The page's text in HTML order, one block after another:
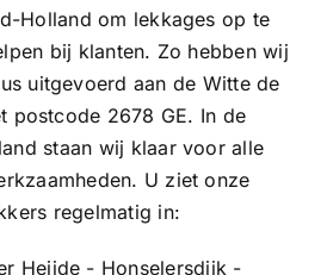
Holland om lekkages op te
bij klanten. Zo hebben wij
uitgevoerd aan de Witte de
postcode 2678 GE. In de
staan wij klaar voor alle
U ziet onze
regelmatig in:
Heijde - Honselersdijk -